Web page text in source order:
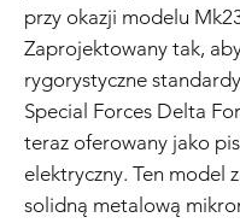
przy okazji modelu
Zaprojektowany tak,
rygorystyczne
Special Forces Delta
teraz oferowany jako
elektryczny. Ten model
solidną metalową